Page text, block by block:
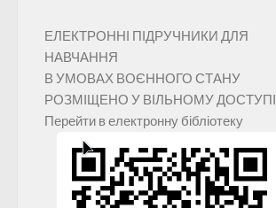
ЕЛЕКТРОННІ ПІДРУЧНИКИ ДЛЯ
НАВЧАННЯ
В УМОВАХ ВОЄННОГО СТАНУ
РОЗМІЩЕНО У ВІЛЬНОМУ ДОСТУПІ
Перейти в електронну бібліотеку